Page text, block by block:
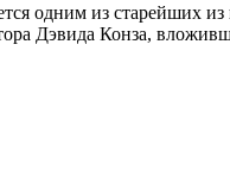
одним из старейших
Дэвида Конза,